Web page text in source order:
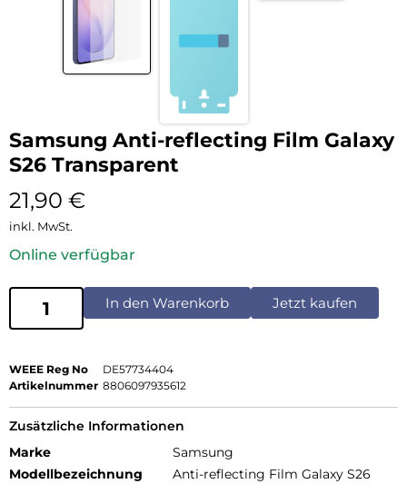
Samsung Anti-reflecting Film Galaxy
S26 Transparent
21,90 €
inkl. MwSt.
Online verfügbar
In den Warenkorb Jetzt kaufen
WEEE Reg No
DE57734404
Artikelnummer 8806097935612
Zusätzliche Informationen
Marke
Samsung
Modellbezeichnung
Anti-reflecting Film Galaxy S26